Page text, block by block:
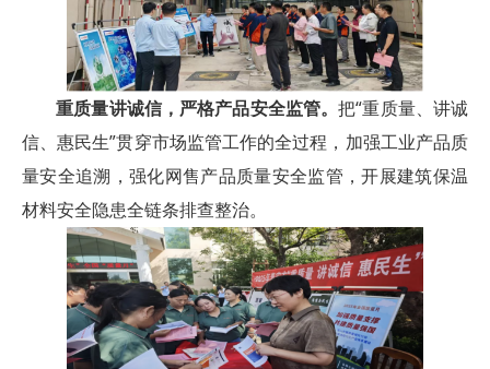
重质量讲诚信，严格产品安全监管。把“重质量、讲诚
信、惠民生”贯穿市场监管工作的全过程，加强工业产品质
量安全追溯，强化网售产品质量安全监管，开展建筑保温
材料安全隐患全链条排查整治。